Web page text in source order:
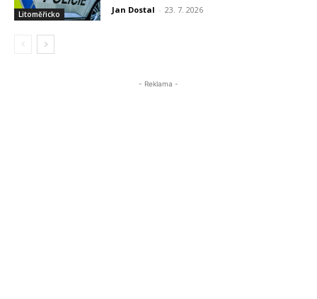
Litoměřicko Jan Dostal - 23. 7. 2026
- Reklama -